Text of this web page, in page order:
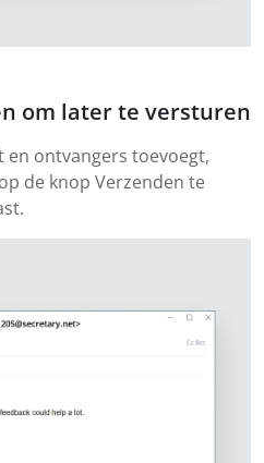
om later te versturen
en ontvangers toevoegt,
de knop Verzenden te